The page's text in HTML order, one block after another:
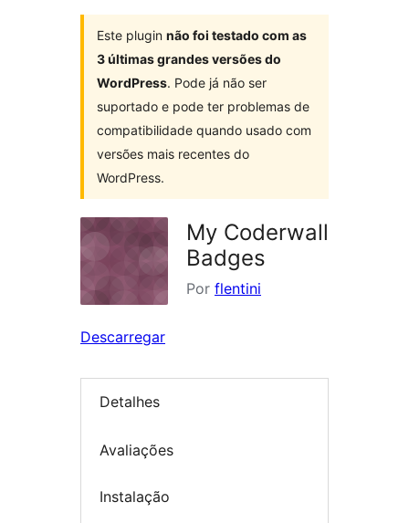
Este plugin não foi testado com as
3 últimas grandes versões do
WordPress. Pode já não ser
suportado e pode ter problemas de
compatibilidade quando usado com
versões mais recentes do
WordPress.
My Coderwall
Badges
Por flentini
Descarregar
Detalhes
Avaliações
Instalação